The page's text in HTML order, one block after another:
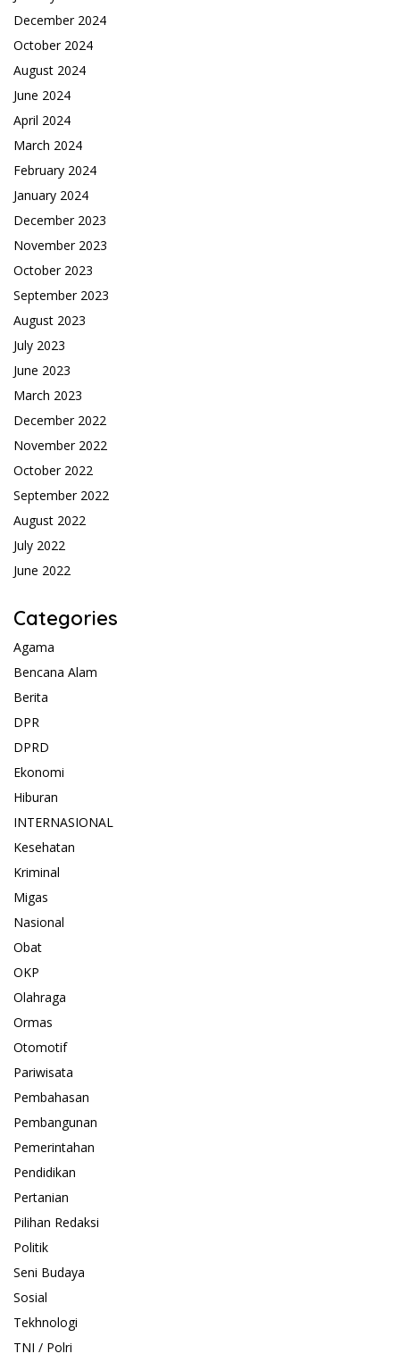
December 2024
October 2024
August 2024
June 2024
April 2024
March 2024
February 2024
January 2024
December 2023
November 2023
October 2023
September 2023
August 2023
July 2023
June 2023
March 2023
December 2022
November 2022
October 2022
September 2022
August 2022
July 2022
June 2022
Categories
Agama
Bencana Alam
Berita
DPR
DPRD
Ekonomi
Hiburan
INTERNASIONAL
Kesehatan
Kriminal
Migas
Nasional
Obat
OKP
Olahraga
Ormas
Otomotif
Pariwisata
Pembahasan
Pembangunan
Pemerintahan
Pendidikan
Pertanian
Pilihan Redaksi
Politik
Seni Budaya
Sosial
Tekhnologi
TNI / Polri